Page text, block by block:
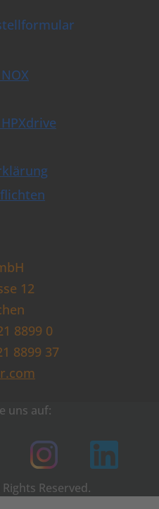
12
8899 0
8899 37
uns auf:
Reserved.